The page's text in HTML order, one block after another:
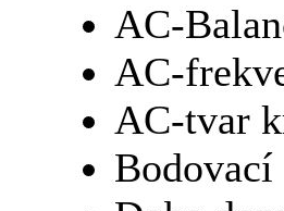
AC-
AC-
AC-tvar
Bodovací